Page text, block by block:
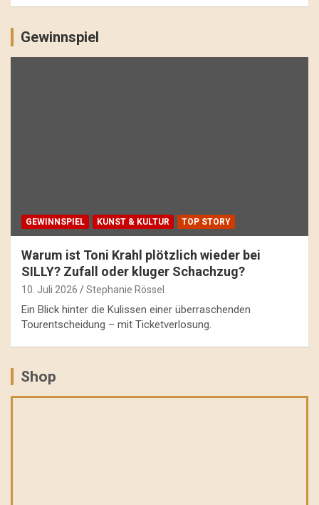
Gewinnspiel
GEWINNSPIEL KUNST & KULTUR TOP STORY
Warum ist Toni Krahl plötzlich wieder bei
SILLY? Zufall oder kluger Schachzug?
10. Juli 2026 Stephanie Rössel
Ein Blick hinter die Kulissen einer überraschenden
Tourentscheidung – mit Ticketverlosung.
Shop